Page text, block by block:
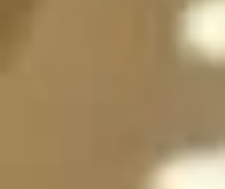
separadas para que
y luego unirse en uno